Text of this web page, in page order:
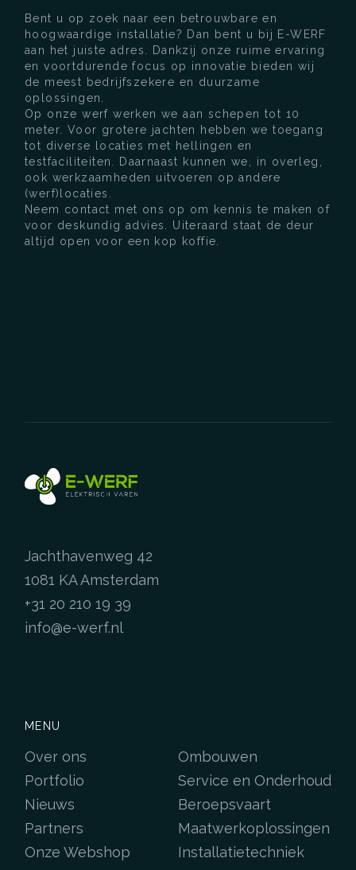
Bent u op zoek naar een betrouwbare en
hoogwaardige installatie? Dan bent u bij E-WERF
aan het juiste adres. Dankzij onze ruime ervaring
en voortdurende focus op innovatie bieden wij
de meest bedrijfszekere en duurzame
oplossingen.
Op onze werf werken we aan schepen tot 10
meter. Voor grotere jachten hebben we toegang
tot diverse locaties met hellingen en
testfaciliteiten. Daarnaast kunnen we, in overleg,
ook werkzaamheden uitvoeren op andere
(werf)locaties.
Neem contact met ons op om kennis te maken of
voor deskundig advies. Uiteraard staat de deur
altijd open voor een kop koffie.
Jachthavenweg 42
1081 KA Amsterdam
+31 20 210 19 39
info@e-werf.nl
MENU
Over ons
Portfolio
Nieuws
Partners
Onze Webshop
Ombouwen
Service en Onderhoud
Beroepsvaart
Maatwerkoplossingen
Installatietechniek